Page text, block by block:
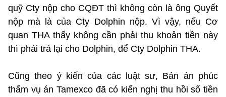
quỹ Cty nộp cho CQĐT thì không còn là ông Quyết
nộp mà là của Cty Dolphin nộp. Vì vậy, nếu Cơ
quan THA thấy không cần phải thu khoản tiền này
thì phải trả lại cho Dolphin, để Cty Dolphin THA.
Cũng theo ý kiến của các luật sư, Bản án phúc
thẩm vụ án Tamexco đã có kiến nghị thu hồi số tiền